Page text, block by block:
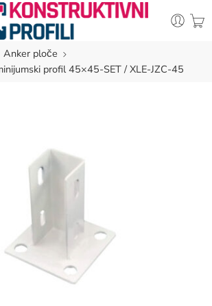
Anker ploče
profil 45×45-SET / XLE-JZC-45